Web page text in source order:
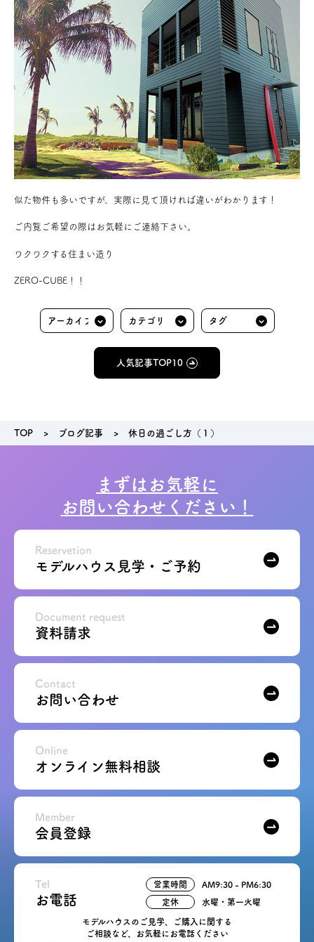
似た物件も多いですが、実際に見て頂ければ違いがわかります！
ご内覧ご希望の際はお気軽にご連絡下さい。
ワクワクする住まい造り
ZERO-CUBE！！
人気記事TOP10
TOP ブログ記事 休日の過ごし方（１）
まずはお気軽に
お問い合わせください！
モデルハウス見学・ご予約
Reservetion
資料請求
Document request
お問い合わせ
Contact
オンライン無料相談
Online
会員登録
Member
Tel
お電話
モデルハウスのご見学、ご購入に関する
ご相談など、お気軽にお電話ください
営業時間 AM9:30 - PM6:30
定休 水曜・第一火曜